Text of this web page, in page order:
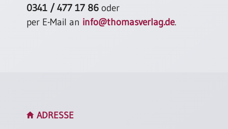
Einzelposter
Jahreslosung
0341 / 477 17 86 oder
per E-Mail an info@thomasverlag.de.
ADRESSE